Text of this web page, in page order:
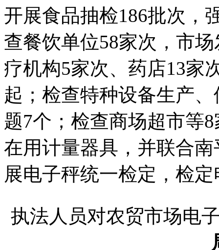
开展食品抽检186批次，
查餐饮单位58家次，市
疗机构5家次、药店13家
起；检查特种设备生产
题7个；检查商场超市等
在用计量器具，并联合
展电子秤统一检定，检
执法人员对农贸市场电